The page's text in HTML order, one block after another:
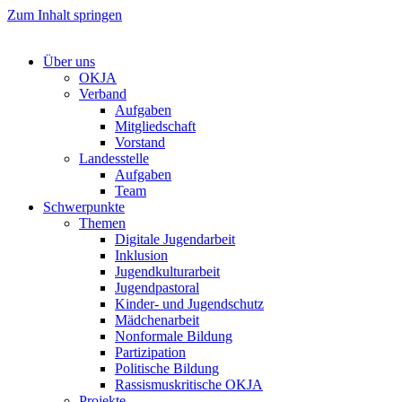
Zum Inhalt springen
Über uns
OKJA
Verband
Aufgaben
Mitgliedschaft
Vorstand
Landesstelle
Aufgaben
Team
Schwerpunkte
Themen
Digitale Jugendarbeit
Inklusion
Jugendkulturarbeit
Jugendpastoral
Kinder- und Jugendschutz
Mädchenarbeit
Nonformale Bildung
Partizipation
Politische Bildung
Rassismuskritische OKJA